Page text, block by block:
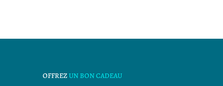
OFFREZUN BON CADEAU